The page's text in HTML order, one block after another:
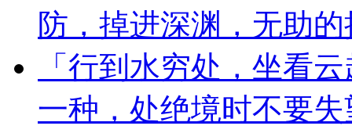
防，掉进深渊，无助
「行到水穷处，坐看
一种，处绝境时不要